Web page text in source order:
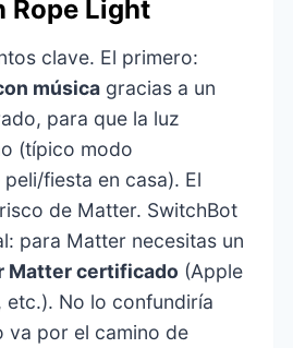
Rope Light
clave. El primero:
música gracias a un
para que la luz
(típico modo
fiesta en casa). El
de Matter. SwitchBot
para Matter necesitas un
Matter certificado (Apple
etc.). No lo confundiría
va por el camino de